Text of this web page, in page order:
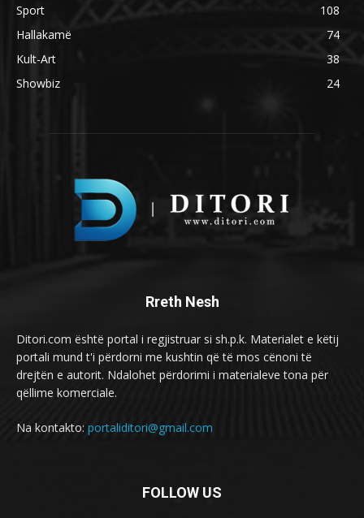
Sport
108
Hallakamë
74
Kult-Art
38
Showbiz
24
Rreth Nesh
Ditori.com është portal i regjistruar si sh.p.k. Materialet e këtij
portali mund t'i përdorni me kushtin që të mos cënoni të
drejtën e autorit. Ndalohet përdorimi i materialeve tona për
qëllime komerciale.
Na kontakto: portaliditori@gmail.com
FOLLOW US